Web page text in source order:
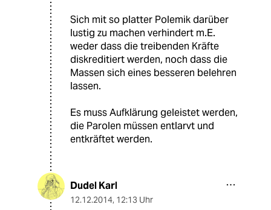
Sich mit so platter Polemik darüber
lustig zu machen verhindert m.E.
weder dass die treibenden Kräfte
diskreditiert werden, noch dass die
Massen sich eines besseren belehren
lassen.
Es muss Aufklärung geleistet werden,
die Parolen müssen entlarvt und
entkräftet werden.
Dudel Karl
12.12.2014, 12:13 Uhr